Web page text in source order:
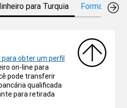
para Turquia Formas de
obter um perfil
on-line para
pode transferir
qualificada
para retirada